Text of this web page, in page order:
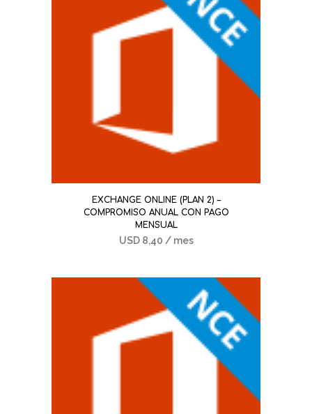
EXCHANGE ONLINE (PLAN 2) –
COMPROMISO ANUAL CON PAGO
MENSUAL
USD 8,40 / mes